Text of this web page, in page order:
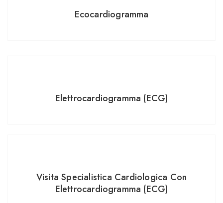
Ecocardiogramma
Elettrocardiogramma (ECG)
Visita Specialistica Cardiologica Con
Elettrocardiogramma (ECG)